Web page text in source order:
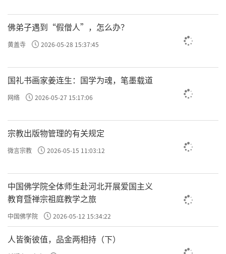
之中，于穿衣吃饭、运水搬柴处体悟祖师西来
意，脚踏实地，解行相应，努力成长为爱国爱
佛弟子遇到“假僧人”，怎么办？
黄盖寺 2026-05-28 15:37:45
国礼书画家姜连生：国学为魂，笔墨载道
网络 2026-05-27 15:17:06
宗教出版物管理的有关规定
微言宗教 2026-05-15 11:03:12
中国佛学院全体师生赴河北开展爱国主义
教育暨禅宗祖庭教学之旅
中国佛学院 2026-05-12 15:34:22
人皆衡彼值，品金两相持（下）